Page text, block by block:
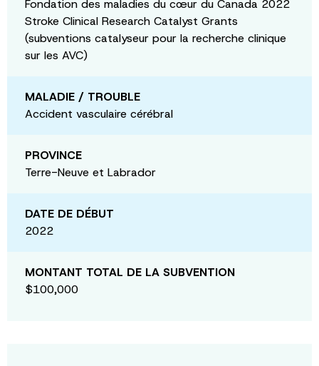
Fondation des maladies du cœur du Canada 2022
Stroke Clinical Research Catalyst Grants
(subventions catalyseur pour la recherche clinique
sur les AVC)
MALADIE / TROUBLE
Accident vasculaire cérébral
PROVINCE
Terre-Neuve et Labrador
DATE DE DÉBUT
2022
MONTANT TOTAL DE LA SUBVENTION
$100,000